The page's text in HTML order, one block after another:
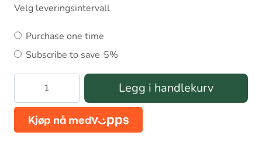
Velg leveringsintervall
Choose
purchase
type
Purchase one time
Subscribe to save 5%
Storfe
400gr
Legg i handlekurv